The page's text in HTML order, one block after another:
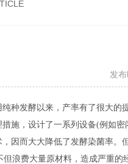
发
种发酵以来，产率有了很大
施，设计了一系列设备(例如
因而大大降低了发酵染菌率。
但浪费大量原材料，造成严重